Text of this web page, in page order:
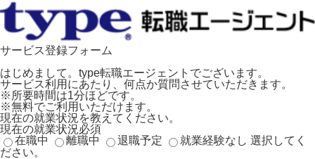
サービス登録フォーム
はじめまして。type転職エージェントでございます。
サービス利用にあたり、何点か質問させていただきます。
※所要時間は1分ほどです。
※無料でご利用いただけます。
現在の就業状況を教えてください。
現在の就業状況必須
在職中
離職中 退職予定 就業経験なし 選択してく
ださい。